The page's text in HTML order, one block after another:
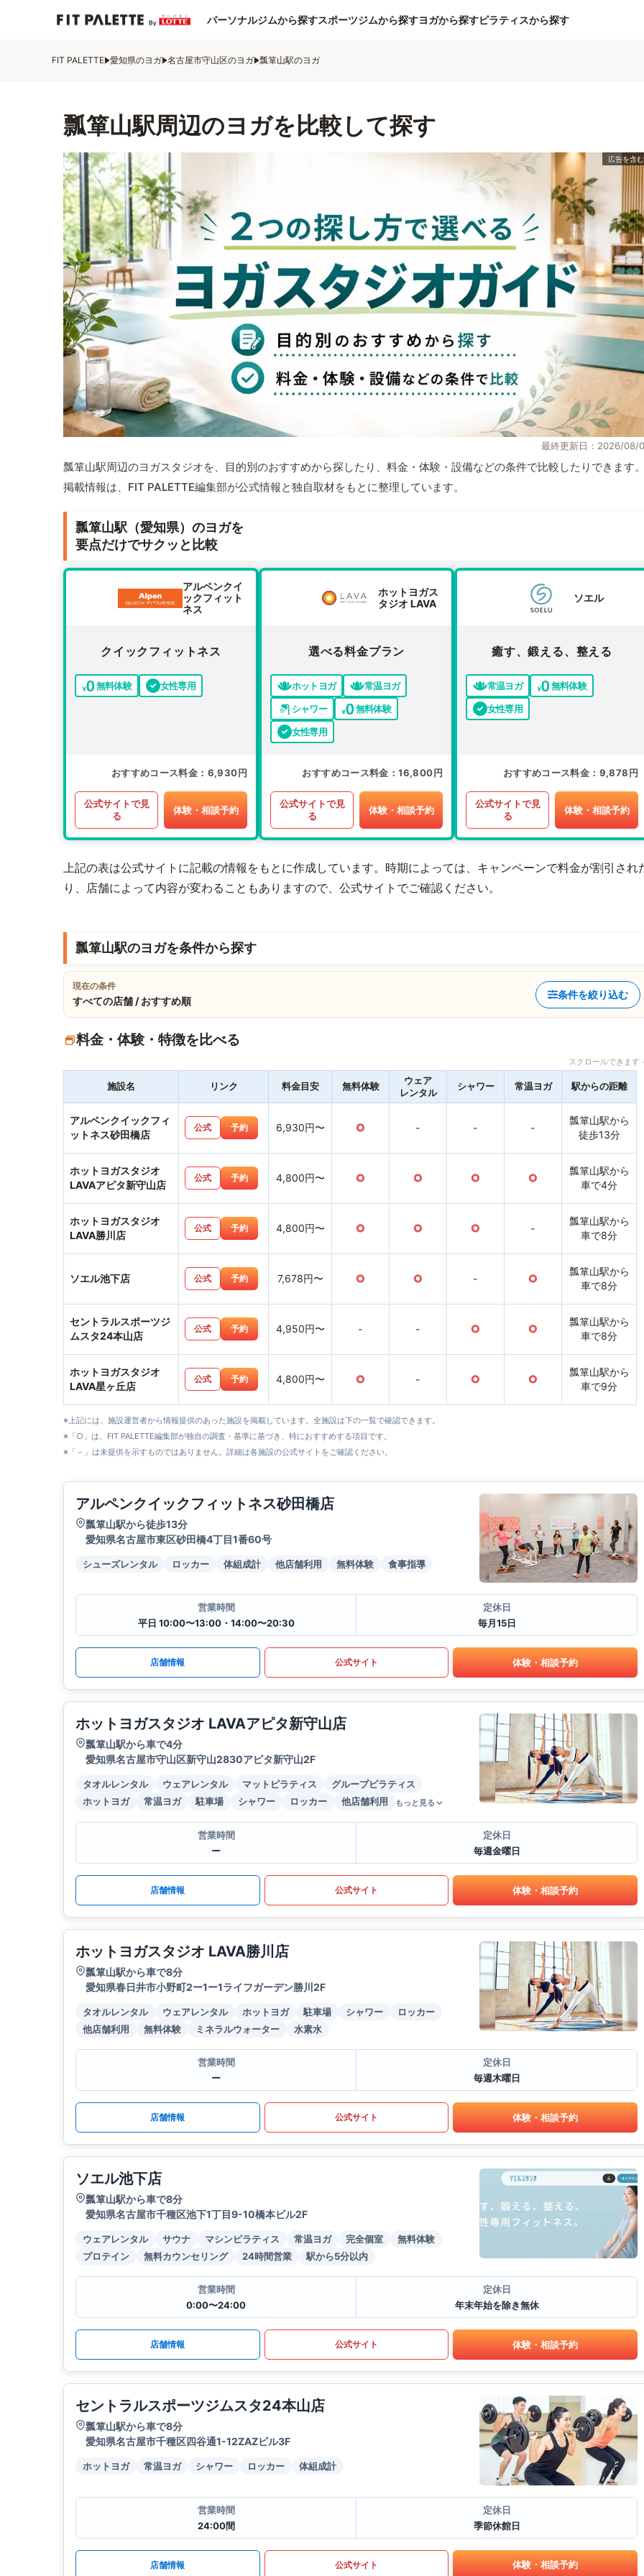
パーソナルジムから探すスポーツジムから探すヨガから探すピラティスから探す
FIT PALETTE 愛知県のヨガ 名古屋市守山区のヨガ 瓢箪山駅のヨガ
瓢箪山駅周辺のヨガを比較して探す
最終更新日：2026/08/
瓢箪山駅周辺のヨガスタジオを、目的別のおすすめから探したり、料金・体験・設備などの条件で比較したりできます
掲載情報は、FIT PALETTE編集部が公式情報と独自取材をもとに整理しています。
瓢箪山駅（愛知県）のヨガを
要点だけでサクッと比較
アルペンクイ
ックフィット
ネス
クイックフィットネス
無料体験 女性専用
おすすめコース料金 6,930円
公式サイトで見
る
体験・相談予約
ホットヨガス
タジオ LAVA
選べる料金プラン
ホットヨガ
常温ヨガ
シャワー
無料体験
女性専用
おすすめコース料金 16,800円
公式サイトで見
る
体験・相談予約
ソエル
癒す、鍛える、整える
常温ヨガ
無料体験
女性専用
おすすめコース料金 9,878円
公式サイトで見
る
体験・相談予約
上記の表は公式サイトに記載の情報をもとに作成しています。時期によっては、キャンペーンで料金が割引され
り、店舗によって内容が変わることもありますので、公式サイトでご確認ください。
瓢箪山駅のヨガを条件から探す
現在の条件
すべての店舗 / おすすめ順
条件を絞り込む
料金・体験・特徴を比べる
スクロールできま
施設名 リンク 料金目安 無料体験
ウェア
レンタル
シャワー 常温ヨガ 駅からの距離
アルペンクイックフィ
ットネス砂田橋店
公式 予約 6,930円〜 ○ - - -
瓢箪山駅から
徒歩13分
ホットヨガスタジオ
LAVAアピタ新守山店
公式 予約 4,800円〜 ○ ○ ○ ○
瓢箪山駅から
車で4分
ホットヨガスタジオ
LAVA勝川店
公式 予約 4,800円〜 ○ ○ ○ -
瓢箪山駅から
車で8分
ソエル池下店 公式 予約 7,678円〜 ○ ○ - ○
瓢箪山駅から
車で8分
セントラルスポーツジ
ムスタ24本山店
公式 予約 4,950円〜 - - ○ ○
瓢箪山駅から
車で8分
ホットヨガスタジオ
LAVA星ヶ丘店
公式 予約 4,800円〜 ○ - ○ ○
瓢箪山駅から
車で9分
※上記には、施設運営者から情報提供のあった施設を掲載しています。全施設は下の一覧で確認できます。
※「○」は、FIT PALETTE編集部が独自の調査・基準に基づき、特におすすめする項目です。
※「－」は未提供を示すものではありません。詳細は各施設の公式サイトをご確認ください。
アルペンクイックフィットネス砂田橋店
瓢箪山駅から徒歩13分
愛知県名古屋市東区砂田橋4丁目1番60号
シューズレンタル ロッカー 体組成計 他店舗利用 無料体験 食事指導
営業時間
平日 10:00〜13:00・14:00〜20:30
定休日
毎月15日
店舗情報 公式サイト 体験・相談予約
ホットヨガスタジオ LAVAアピタ新守山店
瓢箪山駅から車で4分
愛知県名古屋市守山区新守山2830アピタ新守山2F
タオルレンタル ウェアレンタル マットピラティス
グループピラティス
ホットヨガ
常温ヨガ 駐車場 シャワー ロッカー 他店舗利用 もっと見る
営業時間
ー
定休日
毎週金曜日
店舗情報 公式サイト 体験・相談予約
ホットヨガスタジオ LAVA勝川店
瓢箪山駅から車で8分
愛知県春日井市小野町2ー1ー1ライフガーデン勝川2F
タオルレンタル ウェアレンタル ホットヨガ 駐車場 シャワー
ロッカー
他店舗利用
無料体験 ミネラルウォーター 水素水
営業時間
ー
定休日
毎週木曜日
店舗情報 公式サイト 体験・相談予約
ソエル池下店
瓢箪山駅から車で8分
愛知県名古屋市千種区池下1丁目9-10橋本ビル2F
ウェアレンタル サウナ マシンピラティス 常温ヨガ 完全個室
無料体験
プロテイン
無料カウンセリング 24時間営業 駅から5分以内
営業時間
0:00〜24:00
定休日
年末年始を除き無休
店舗情報 公式サイト 体験・相談予約
セントラルスポーツジムスタ24本山店
瓢箪山駅から車で8分
愛知県名古屋市千種区四谷通1-12ZAZビル3F
ホットヨガ 常温ヨガ シャワー ロッカー 体組成計
営業時間
24:00間
定休日
季節休館日
店舗情報 公式サイト 体験・相談予約